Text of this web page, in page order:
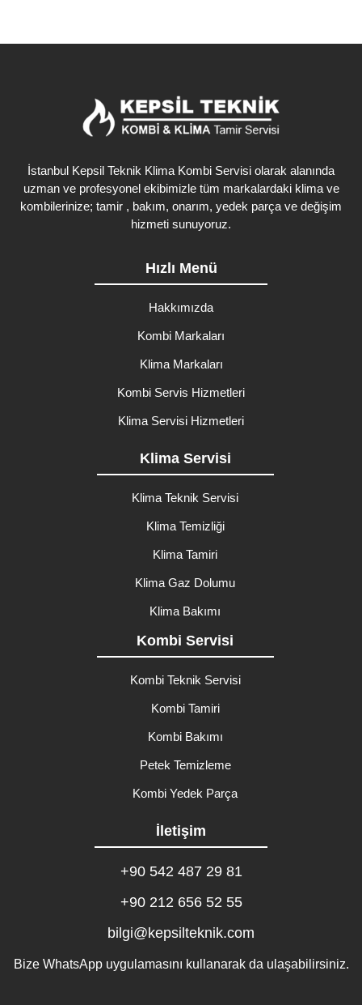
İstanbul Kepsil Teknik Klima Kombi Servisi olarak alanında
uzman ve profesyonel ekibimizle tüm markalardaki klima ve
kombilerinize; tamir , bakım, onarım, yedek parça ve değişim
hizmeti sunuyoruz.
Hızlı Menü
Hakkımızda
Kombi Markaları
Klima Markaları
Kombi Servis Hizmetleri
Klima Servisi Hizmetleri
Klima Servisi
Klima Teknik Servisi
Klima Temizliği
Klima Tamiri
Klima Gaz Dolumu
Klima Bakımı
Kombi Servisi
Kombi Teknik Servisi
Kombi Tamiri
Kombi Bakımı
Petek Temizleme
Kombi Yedek Parça
İletişim
+90 542 487 29 81
+90 212 656 52 55
bilgi@kepsilteknik.com
Bize WhatsApp uygulamasını kullanarak da ulaşabilirsiniz.